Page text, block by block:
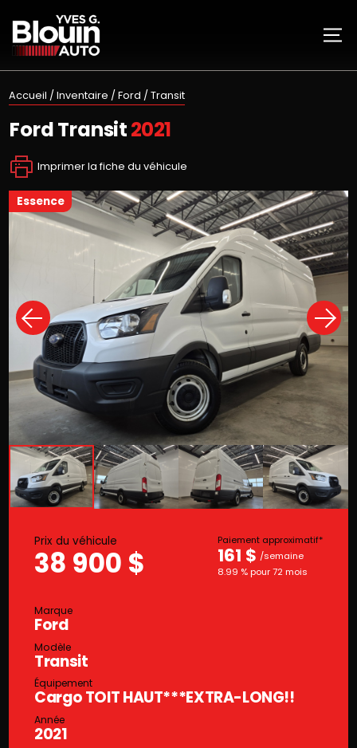
Accueil / Inventaire / Ford / Transit
FordTransit2021
Imprimer la fiche du véhicule
essence
Prix du véhicule
38 900 $
Paiement approximatif*
161 $ /semaine
8.99 % pour 72 mois
Marque
Ford
Modèle
Transit
Équipement
Cargo TOIT HAUT***EXTRA-LONG!!
Année
2021